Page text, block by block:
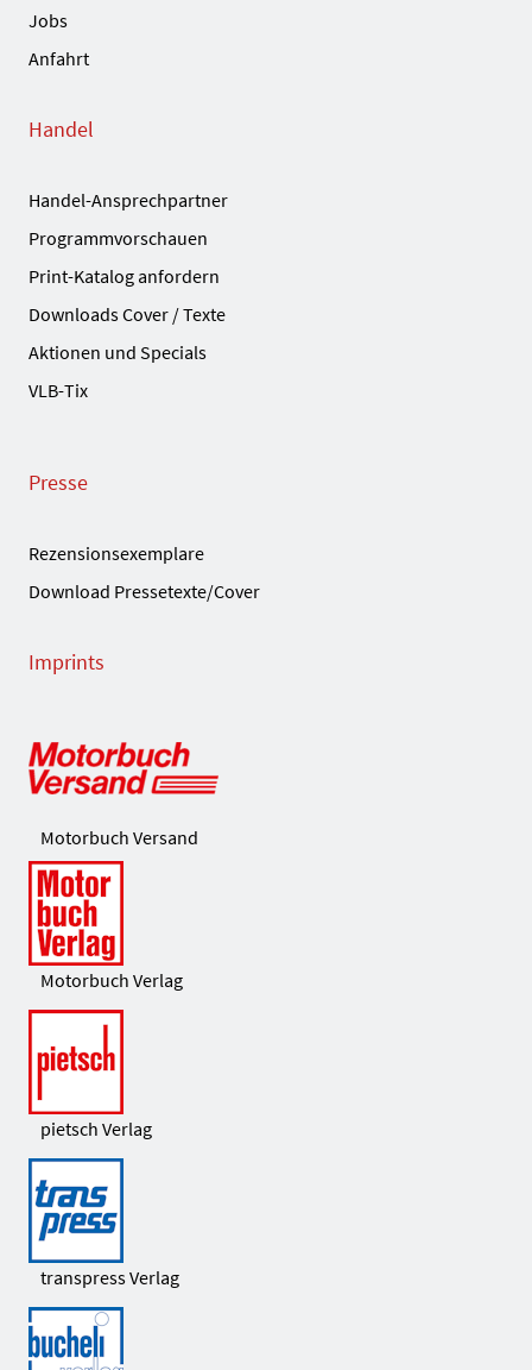
Jobs
Anfahrt
Handel
Handel-Ansprechpartner
Programmvorschauen
Print-Katalog anfordern
Downloads Cover / Texte
Aktionen und Specials
VLB-Tix
Presse
Rezensionsexemplare
Download Pressetexte/Cover
Imprints
Motorbuch Versand
Motorbuch Verlag
pietsch Verlag
transpress Verlag